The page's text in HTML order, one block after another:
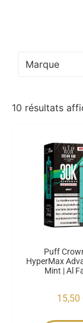
Marque
10 résultats
Puff
HyperMax
Mint | Al
15,50